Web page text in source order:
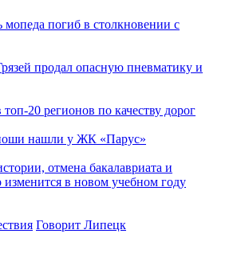
мопеда погиб в столкновении с
продал опасную пневматику и
20 регионов по качеству дорог
нашли у ЖК «Парус»
отмена бакалавриата и
изменится в новом учебном году
Говорит Липецк